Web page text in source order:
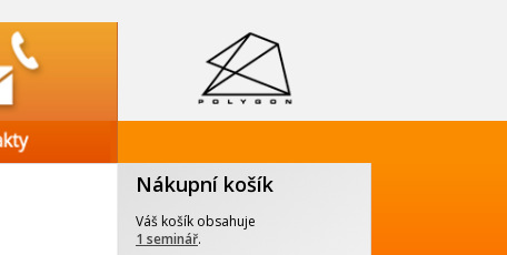
Nákupní košík
Váš košík obsahuje
1 seminář.